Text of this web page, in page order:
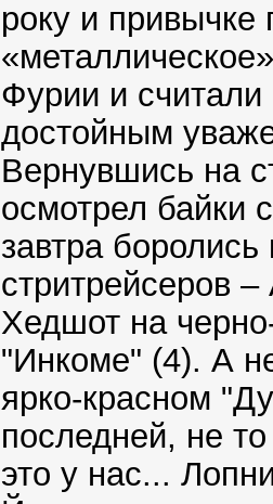
року и привычке
Фурии и
достойным
Вернувшись на
осмотрел байки
завтра
стритрейсеров
Хедшот на
"Инкоме" (4). А
ярко-красном
последней, не
это у нас...